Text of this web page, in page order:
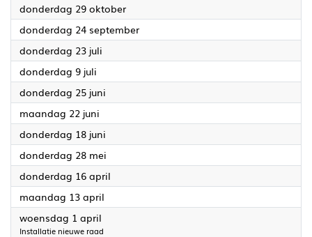
donderdag 29 oktober2026
donderdag 24 september2026
donderdag 23 juli
donderdag 9 juli
donderdag 25 juni
maandag 22 juni
donderdag 18 juni
donderdag 28 mei
donderdag 16 april
maandag 13 april
woensdag 1 april
Installatie nieuwe raad